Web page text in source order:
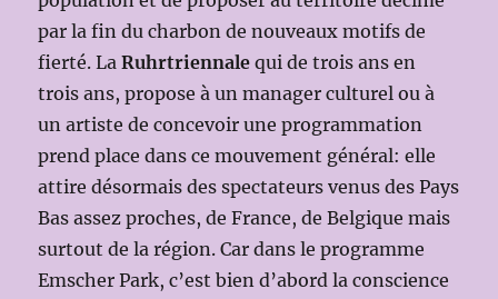
par la fin du charbon de nouveaux motifs de
fierté. LaRuhrtriennale qui de trois ans en
trois ans, propose à un manager culturel ou à
un artiste de concevoir une programmation
prend place dans ce mouvement général: elle
attire désormais des spectateurs venus des Pays
Bas assez proches, de France, de Belgique mais
surtout de la région. Car dans le programme
Emscher Park, c’est bien d’abord la conscience